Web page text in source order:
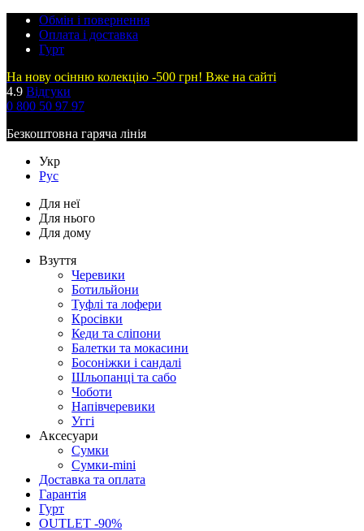
Обмін і повернення
Оплата і доставка
Гурт
На нову осінню колекцію -500 грн! Вже на сайті
4.9 Відгуки
0 800 50 97 97
Безкоштовна гаряча лінія
Укр
Рус
Для неї
Для нього
Для дому
Взуття
Черевики
Ботильйони
Туфлі та лофери
Кросівки
Кеди та сліпони
Балетки та мокасини
Босоніжки і сандалі
Шльопанці та сабо
Чоботи
Напівчеревики
Уггі
Аксесуари
Сумки
Сумки-mini
Доставка та оплата
Гарантія
Гурт
OUTLET -90%